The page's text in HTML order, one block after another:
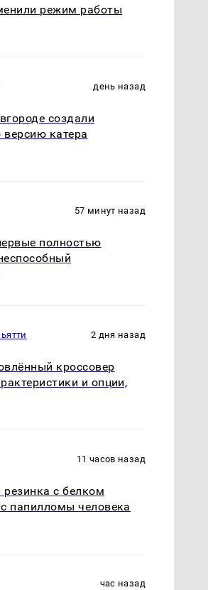
режим работы
день назад
создали
катера
57 минут назад
полностью
2 дня назад
кроссовер
и опции,
11 часов назад
с белком
папилломы человека
час назад